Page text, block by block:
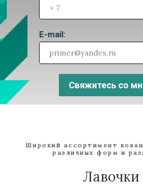
E-mail:
Свяжитесь со
Широкий ассортимент
различных форм и
Лавочки